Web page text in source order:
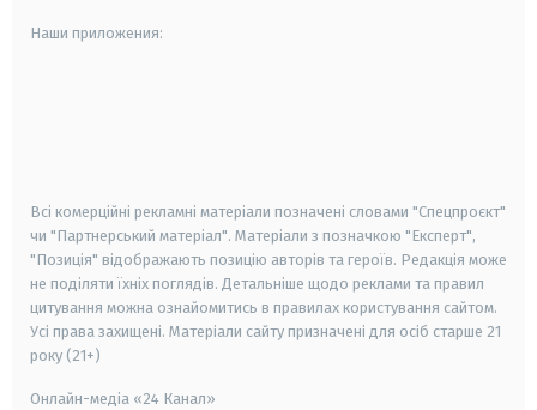
Наши приложения:
Всі комерційні рекламні матеріали позначені словами "Спецпроєкт"
чи "Партнерський матеріал". Матеріали з позначкою "Експерт",
"Позиція" відображають позицію авторів та героїв. Редакція може
не поділяти їхніх поглядів. Детальніше щодо реклами та правил
цитування можна ознайомитись в правилах користування сайтом.
Усі права захищені. Матеріали сайту призначені для осіб старше 21
року (21+)
Онлайн-медіа «24 Канал»